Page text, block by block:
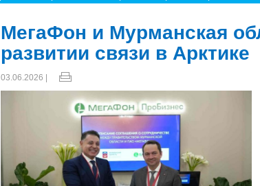
МегаФон и Мурманская
развитии связи в Арктике
03.06.2026 |